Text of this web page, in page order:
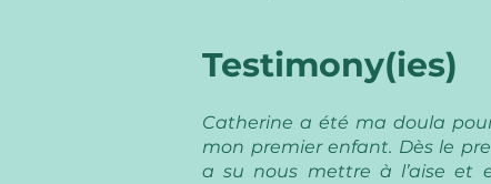
Testimony(ies)
Catherine a été ma doula
mon premier enfant. Dès le
a su nous mettre à l’aise et